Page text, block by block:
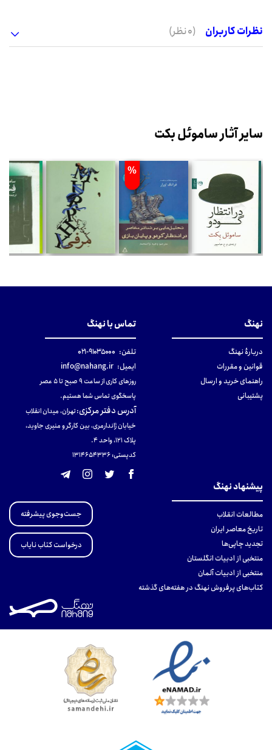
نظرات کاربران (0 نظر)
سایر آثار ساموئل بکت
%
نهنگ
دربارهٔ نهنگ
قوانین و مقررات
راهنمای خرید و ارسال
پشتیبانی
تماس با نهنگ
تلفن: ۹۱۰۳۵۰۰۰-۰۲۱
ایمیل: info@nahang.ir
روزهای کاری از ساعت ۹ صبح تا ۵ عصر
پاسخگوی تماس شما هستیم.
آدرس دفتر مرکزی:تهران، میدان انقلاب
خیابان ژاندارمری، بین کارگر و منیری جاوید،
پلاک 121، واحد ۴.
کدپستی: 131465433۶
پیشنهاد نهنگ
مطالعات انقلاب
تاریخ معاصر ایران
تجدید چاپی‌ها
منتخبی از ادبیات انگلستان
منتخبی از ادبیات آلمان
کتاب‌های پرفروش نهنگ در هفته‌های گذشته
جست‌وجوی پیشرفته
درخواست کتاب نایاب